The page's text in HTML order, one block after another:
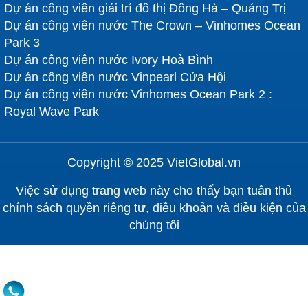
Dự án công viên giải trí đô thị Đông Hà – Quảng Trị
Dự án công viên nước The Crown – Vinhomes Ocean
Park 3
Dự án công viên nước Ivory Hoà Bình
Dự án công viên nước Vinpearl Cửa Hội
Dự án công viên nước Vinhomes Ocean Park 2 :
Royal Wave Park
Copyright © 2025 VietGlobal.vn
Việc sử dụng trang web này cho thấy bạn tuân thủ
chính sách quyền riêng tư, điều khoản và điều kiện của
chúng tôi